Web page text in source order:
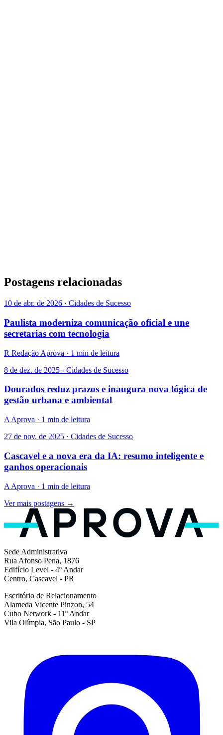
Postagens relacionadas
10 de abr. de 2026 · Cidades de Sucesso
Paulista moderniza comunicação oficial e une
secretarias com tecnologia
R Redação Aprova · 1 min de leitura
8 de dez. de 2025 · Cidades de Sucesso
Dourados reduz prazos e inaugura nova lógica de
gestão urbana e ambiental
A Aprova · 1 min de leitura
27 de nov. de 2025 · Cidades de Sucesso
Cascavel e a nova era da IA: resumo inteligente e
ganhos operacionais
A Aprova · 1 min de leitura
Ver mais postagens →
Sede Administrativa
Rua Afonso Pena, 1876
Edifício Level - 4º Andar
Centro, Cascavel - PR
Escritório de Relacionamento
Alameda Vicente Pinzon, 54
Cubo Network - 11º Andar
Vila Olímpia, São Paulo - SP